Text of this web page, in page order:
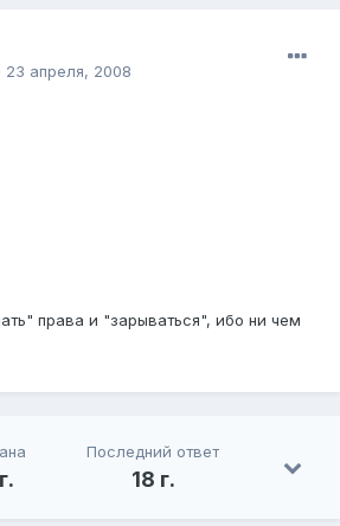
23 апреля, 2008
права и "зарываться", ибо ни чем
Последний ответ
18 г.